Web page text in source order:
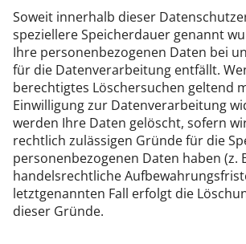
Soweit innerhalb dieser
speziellere Speicherdauer genannt
Ihre personenbezogenen Daten bei
für die Datenverarbeitung entfällt.
berechtigtes Löschersuchen geltend
Einwilligung zur Datenverarbeitung
werden Ihre Daten gelöscht, sofern
rechtlich zulässigen Gründe für die
personenbezogenen Daten haben (z.
handelsrechtliche
letztgenannten Fall erfolgt die
dieser Gründe.